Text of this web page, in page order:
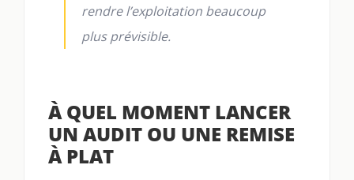
rendre l’exploitation beaucoup
plus prévisible.
À QUEL MOMENT LANCER
UN AUDIT OU UNE REMISE
À PLAT